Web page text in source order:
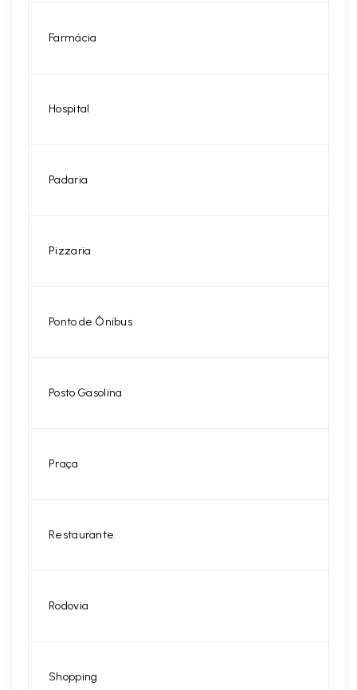
Farmácia
Hospital
Padaria
Pizzaria
Ponto de Ônibus
Posto Gasolina
Praça
Restaurante
Rodovia
Shopping